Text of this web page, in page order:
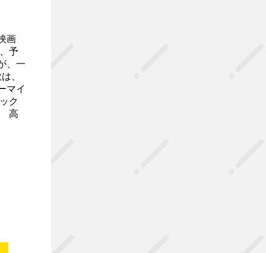
画
予
、一
、
マイ
ク
高